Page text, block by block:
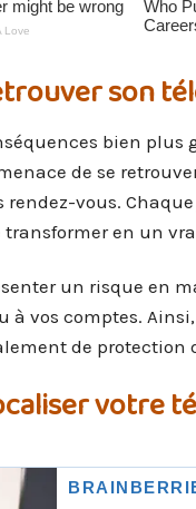
son
bien plus
de se
rendez-vous.
en un
un risque en
à vos comptes.
de protection
votre